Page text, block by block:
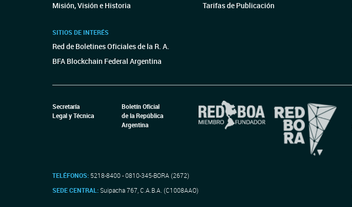
Misión, Visión e Historia
SITIOS DE INTERÉS
Red de Boletines Oficiales de la R. A.
BFA Blockchain Federal Argentina
Tarifas de Publicación
Secretaría
Legal y Técnica
Boletín Oficial
de la República
Argentina
TELÉFONOS: 5218-8400 - 0810-345-BORA (2672)
SEDE CENTRAL:Suipacha 767, C.A.B.A. (C1008AAO)